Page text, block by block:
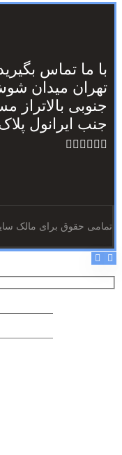
با ما تماس بگیرید:
تهران میدان
جنوبی
جنب ایرانول پلاک
تمامی حقوق برای مالک